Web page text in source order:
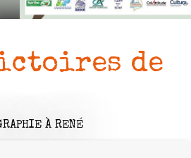
de
À RENÉ